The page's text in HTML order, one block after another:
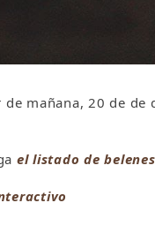
mañana, 20 de de
el listado de